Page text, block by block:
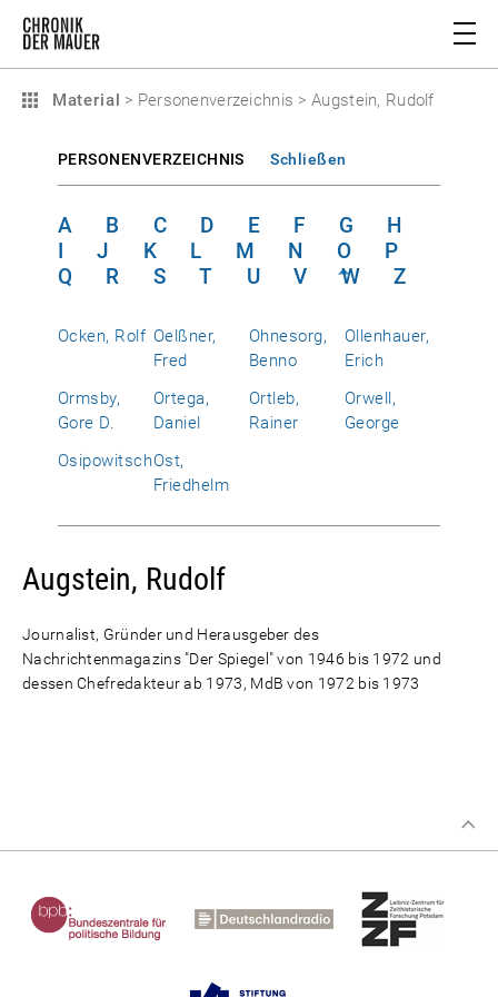
Material > Personenverzeichnis > Augstein, Rudolf
PERSONENVERZEICHNIS Schließen
A B C D E F G
H
I
J K L M N O
P
Q
R S T U V W Z
Ocken, Rolf Oelßner,
Fred
Ohnesorg,
Benno
Ollenhauer,
Erich
Ormsby,
Gore D.
Ortega,
Daniel
Ortleb,
Rainer
Orwell,
George
OsipowitschOst,
Friedhelm
Augstein, Rudolf
Journalist, Gründer und Herausgeber des
Nachrichtenmagazins "Der Spiegel" von 1946 bis 1972 und
dessen Chefredakteur ab 1973, MdB von 1972 bis 1973